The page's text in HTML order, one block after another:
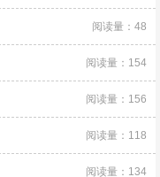
阅读量：48
阅读量：154
阅读量：156
阅读量：118
阅读量：134